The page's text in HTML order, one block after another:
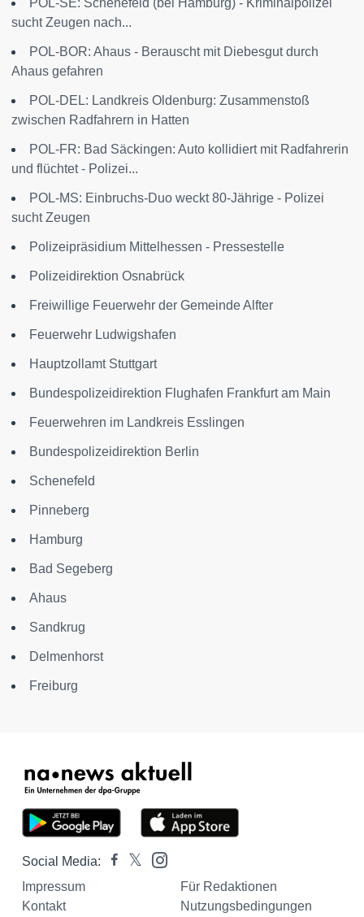
POL-SE: Schenefeld (bei Hamburg) - Kriminalpolizei
sucht Zeugen nach...
POL-BOR: Ahaus - Berauscht mit Diebesgut durch
Ahaus gefahren
POL-DEL: Landkreis Oldenburg: Zusammenstoß
zwischen Radfahrern in Hatten
POL-FR: Bad Säckingen: Auto kollidiert mit Radfahrerin
und flüchtet - Polizei...
POL-MS: Einbruchs-Duo weckt 80-Jährige - Polizei
sucht Zeugen
Polizeipräsidium Mittelhessen - Pressestelle
Polizeidirektion Osnabrück
Freiwillige Feuerwehr der Gemeinde Alfter
Feuerwehr Ludwigshafen
Hauptzollamt Stuttgart
Bundespolizeidirektion Flughafen Frankfurt am Main
Feuerwehren im Landkreis Esslingen
Bundespolizeidirektion Berlin
Schenefeld
Pinneberg
Hamburg
Bad Segeberg
Ahaus
Sandkrug
Delmenhorst
Freiburg
Social Media:
Impressum
Für Redaktionen
Kontakt
Nutzungsbedingungen